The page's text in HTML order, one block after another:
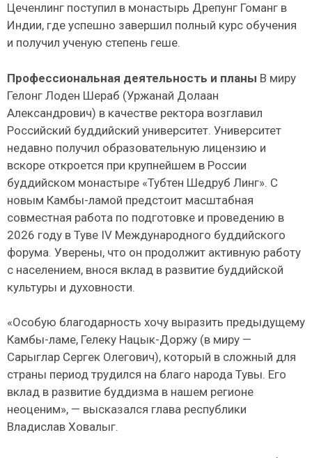
Цеченлинг поступил в монастырь Дрепунг Гоманг в
Индии, где успешно завершил полный курс обучения
и получил ученую степень геше.
Профессиональная деятельность и планы В миру
Гелонг Лоден Шераб (Уржанай Долаан
Александрович) в качестве ректора возглавил
Российский буддийский университет. Университет
недавно получил образовательную лицензию и
вскоре откроется при крупнейшем в России
буддийском монастыре «Тубтен Шедруб Линг». С
новым Камбы-ламой предстоит масштабная
совместная работа по подготовке и проведению в
2026 году в Туве IV Международного буддийского
форума. Уверены, что он продолжит активную работу
с населением, внося вклад в развитие буддийской
культуры и духовности.
«Особую благодарность хочу выразить предыдущему
Камбы-ламе, Гелеку Нацык-Доржу (в миру —
Сарыглар Сергек Олегович), который в сложный для
страны период трудился на благо народа Тувы. Его
вклад в развитие буддизма в нашем регионе
неоценим», — высказался глава республики
Владислав Ховалыг.